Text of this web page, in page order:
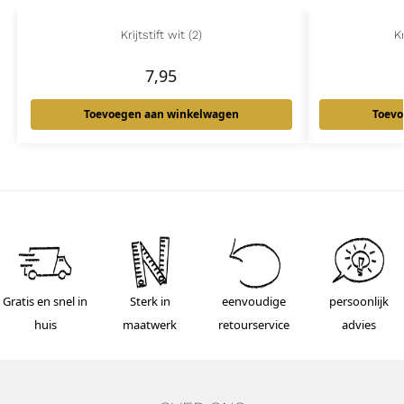
Krijtstift wit (2)
7,95
Toevoegen aan winkelwagen
Gratis en snel in
huis
Sterk in
maatwerk
eenvoudige
retourservice
persoonlijk
advies